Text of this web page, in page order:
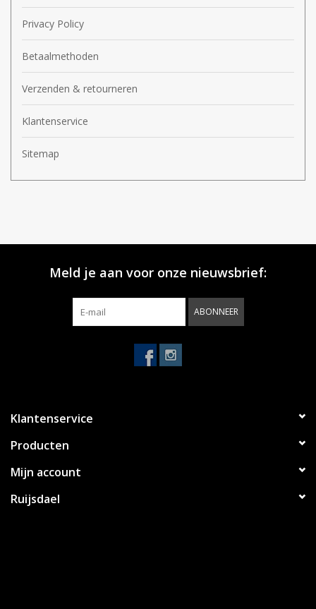
Privacy Policy
Betaalmethoden
Verzenden & retourneren
Klantenservice
Sitemap
Meld je aan voor onze nieuwsbrief:
ABONNEER
Klantenservice
Producten
Mijn account
Ruijsdael